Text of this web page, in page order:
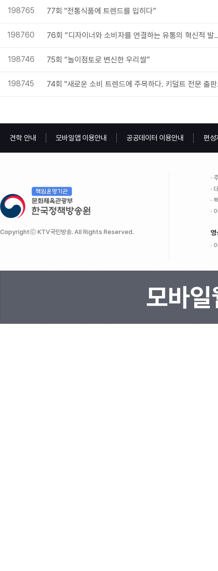
198765 77회 "전통식품에 트렌드를 입히다”
198760 76회 “디자이너와 소
198746 75회 “놀이점토로 변신한 우리쌀”
198745 74회
견학 안내 모바일앱 이용안내 공공데이터 이용안내 편성
Copyrightⓒ KTV국민방송. All Rights Reserved. 영
모바